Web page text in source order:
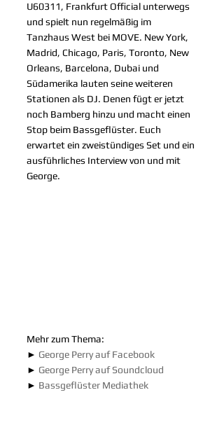
U60311, Frankfurt Official unterwegs
und spielt nun regelmäßig im
Tanzhaus West bei MOVE. New York,
Madrid, Chicago, Paris, Toronto, New
Orleans, Barcelona, Dubai und
Südamerika lauten seine weiteren
Stationen als DJ. Denen fügt er jetzt
noch Bamberg hinzu und macht einen
Stop beim Bassgeflüster. Euch
erwartet ein zweistündiges Set und ein
ausführliches Interview von und mit
George.
Mehr zum Thema:
► George Perry auf Facebook
► George Perry auf Soundcloud
► Bassgeflüster Mediathek